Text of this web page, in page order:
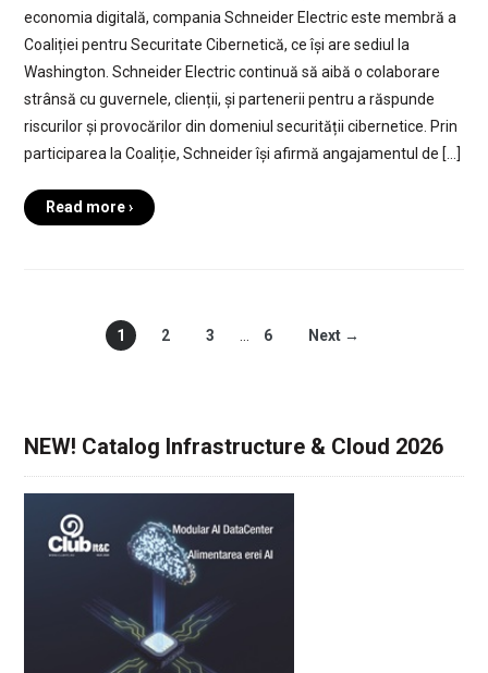
economia digitală, compania Schneider Electric este membră a
Coaliției pentru Securitate Cibernetică, ce își are sediul la
Washington. Schneider Electric continuă să aibă o colaborare
strânsă cu guvernele, clienții, și partenerii pentru a răspunde
riscurilor și provocărilor din domeniul securității cibernetice. Prin
participarea la Coaliție, Schneider își afirmă angajamentul de […]
Read more ›
1 2 3 6 Next →
NEW! Catalog Infrastructure & Cloud 2026